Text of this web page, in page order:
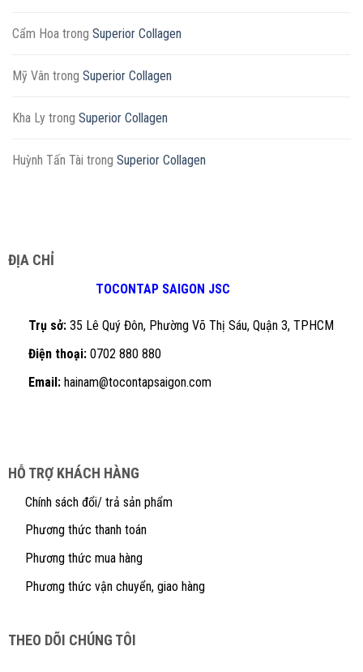
Cẩm Hoa trong Superior Collagen
Mỹ Vân trong Superior Collagen
Kha Ly trong Superior Collagen
Huỳnh Tấn Tài trong Superior Collagen
ĐỊA CHỈ
TOCONTAP SAIGON JSC
Trụ sở: 35 Lê Quý Đôn, Phường Võ Thị Sáu, Quận 3, TPHCM
Điện thoại:0702 880 880
Email:hainam@tocontapsaigon.com
HỖ TRỢ KHÁCH HÀNG
Chính sách đổi/ trả sản phẩm
Phương thức thanh toán
Phương thức mua hàng
Phương thức vận chuyển, giao hàng
THEO DÕI CHÚNG TÔI